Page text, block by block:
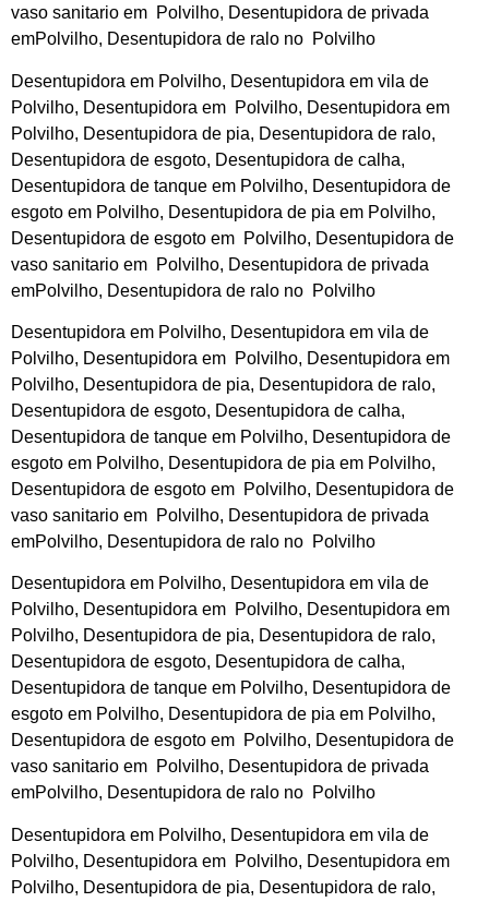
vaso sanitario em Polvilho, Desentupidora de privada
emPolvilho, Desentupidora de ralo no Polvilho
Desentupidora em Polvilho, Desentupidora em vila de
Polvilho, Desentupidora em Polvilho, Desentupidora em
Polvilho, Desentupidora de pia, Desentupidora de ralo,
Desentupidora de esgoto, Desentupidora de calha,
Desentupidora de tanque em Polvilho, Desentupidora de
esgoto em Polvilho, Desentupidora de pia em Polvilho,
Desentupidora de esgoto em Polvilho, Desentupidora de
vaso sanitario em Polvilho, Desentupidora de privada
emPolvilho, Desentupidora de ralo no Polvilho
Desentupidora em Polvilho, Desentupidora em vila de
Polvilho, Desentupidora em Polvilho, Desentupidora em
Polvilho, Desentupidora de pia, Desentupidora de ralo,
Desentupidora de esgoto, Desentupidora de calha,
Desentupidora de tanque em Polvilho, Desentupidora de
esgoto em Polvilho, Desentupidora de pia em Polvilho,
Desentupidora de esgoto em Polvilho, Desentupidora de
vaso sanitario em Polvilho, Desentupidora de privada
emPolvilho, Desentupidora de ralo no Polvilho
Desentupidora em Polvilho, Desentupidora em vila de
Polvilho, Desentupidora em Polvilho, Desentupidora em
Polvilho, Desentupidora de pia, Desentupidora de ralo,
Desentupidora de esgoto, Desentupidora de calha,
Desentupidora de tanque em Polvilho, Desentupidora de
esgoto em Polvilho, Desentupidora de pia em Polvilho,
Desentupidora de esgoto em Polvilho, Desentupidora de
vaso sanitario em Polvilho, Desentupidora de privada
emPolvilho, Desentupidora de ralo no Polvilho
Desentupidora em Polvilho, Desentupidora em vila de
Polvilho, Desentupidora em Polvilho, Desentupidora em
Polvilho, Desentupidora de pia, Desentupidora de ralo,